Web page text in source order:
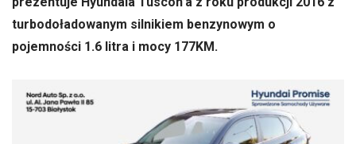
turbodoładowanym silnikiem benzynowym o
pojemności 1.6 litra i mocy 177KM.